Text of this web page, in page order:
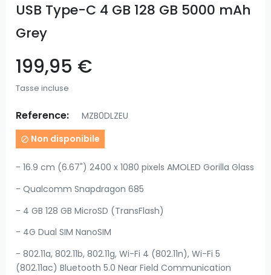
USB Type-C 4 GB 128 GB 5000 mAh
Grey
199,95 €
Tasse incluse
Reference: MZB0DLZEU
 Non disponibile
- 16.9 cm (6.67") 2400 x 1080 pixels AMOLED Gorilla Glass
- Qualcomm Snapdragon 685
- 4 GB 128 GB MicroSD (TransFlash)
- 4G Dual SIM NanoSIM
- 802.11a, 802.11b, 802.11g, Wi-Fi 4 (802.11n), Wi-Fi 5
(802.11ac) Bluetooth 5.0 Near Field Communication